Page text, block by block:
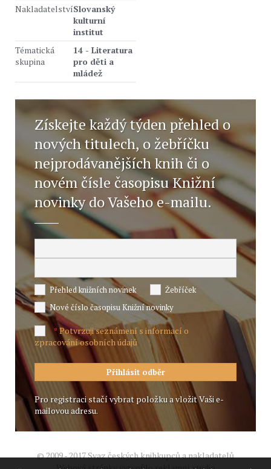
NakladatelstvíSlovanský
kulturní
institut
Tématická
skupina
14 - Literatura
pro děti a
mládež
Získejte každý týden přehled o
nových titulech, o žebříčku
nejprodávanějších knih či o
novém čísle časopisu Knižní
novinky do Vašeho e-mailu.
Přehled knižních novinek
Žebříček
Nové číslo časopisu Knižní novinky
*Potvrzuji seznámení s informací o
zpracování osobních údajů
Pro registraci stačí vybrat položku a vložit Vaši e-
mailovou adresu.
© 2009 - 2017 Svaz českých knihkupců a nakladatelů